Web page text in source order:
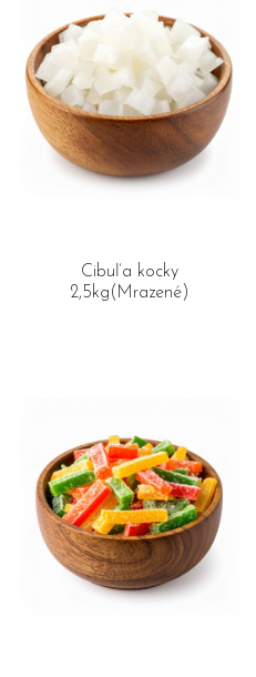
Cibuľa kocky
2,5kg(Mrazené)